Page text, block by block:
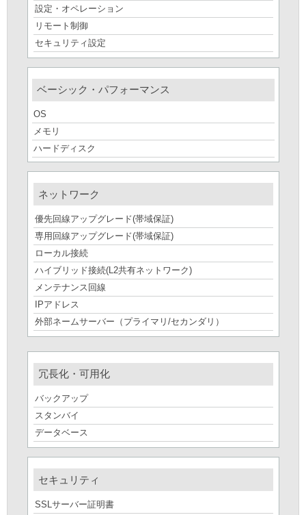
設定・オペレーション
リモート制御
セキュリティ設定
ベーシック・パフォーマンス
OS
メモリ
ハードディスク
ネットワーク
優先回線アップグレード(帯域保証)
専用回線アップグレード(帯域保証)
ローカル接続
ハイブリッド接続(L2共有ネットワーク)
メンテナンス回線
IPアドレス
外部ネームサーバー（プライマリ/セカンダリ）
冗長化・可用化
バックアップ
スタンバイ
データベース
セキュリティ
SSLサーバー証明書